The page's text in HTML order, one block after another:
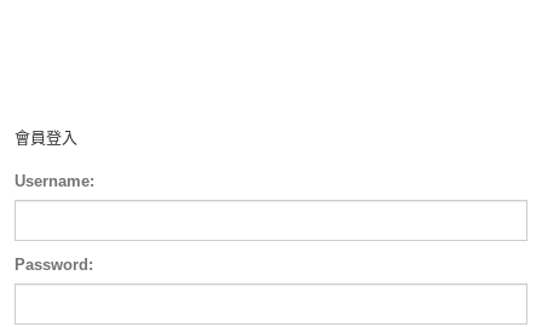
會員登入
Username:
Password: